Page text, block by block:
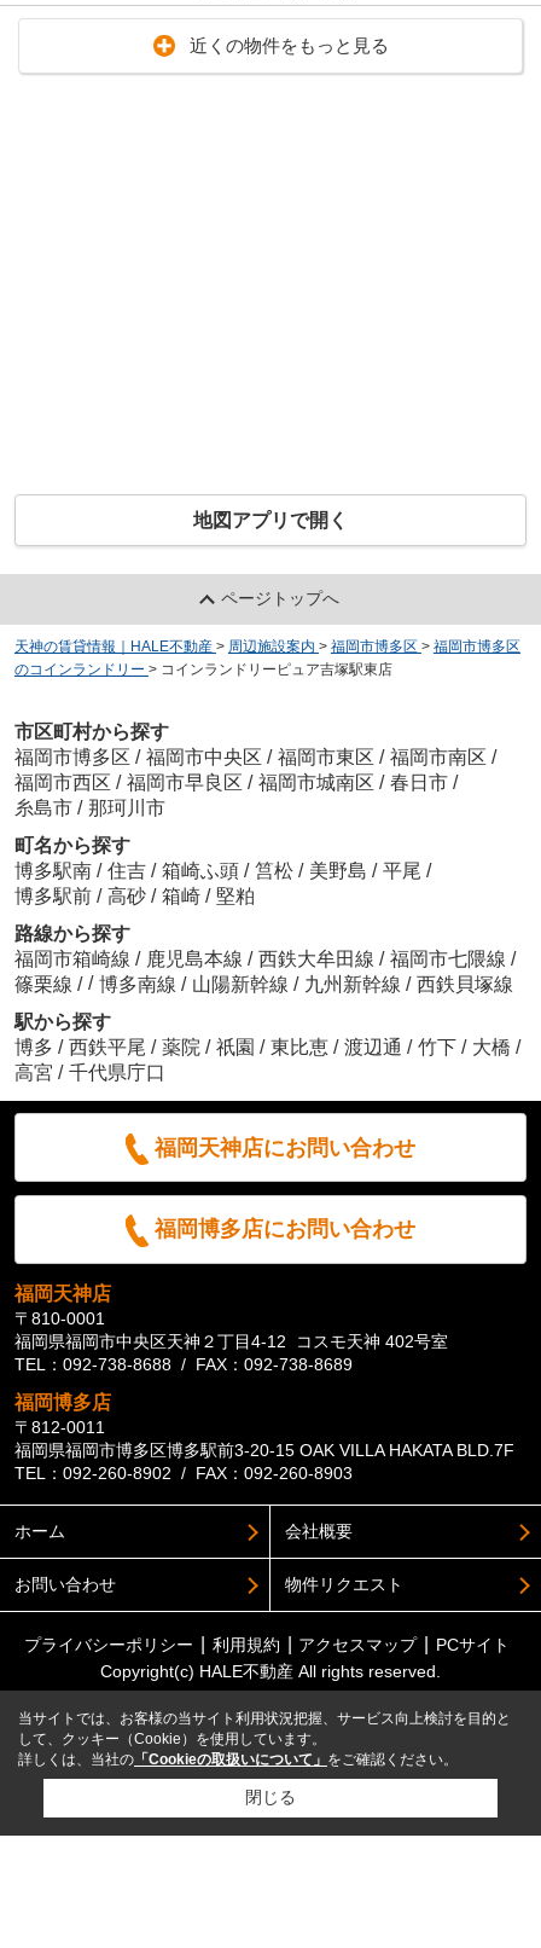
近くの物件をもっと見る
地図アプリで開く
ページトップへ
天神の賃貸情報｜HALE不動産 > 周辺施設案内 > 福岡市博多区 > 福岡市博多区
のコインランドリー > コインランドリーピュア吉塚駅東店
市区町村から探す
福岡市博多区 / 福岡市中央区 / 福岡市東区 / 福岡市南区 /
福岡市西区 / 福岡市早良区 / 福岡市城南区 / 春日市 /
糸島市 / 那珂川市
町名から探す
博多駅南 / 住吉 / 箱崎ふ頭 / 筥松 / 美野島 / 平尾 /
博多駅前 / 高砂 / 箱崎 / 堅粕
路線から探す
福岡市箱崎線 / 鹿児島本線 / 西鉄大牟田線 / 福岡市七隈線 /
篠栗線 / / 博多南線 / 山陽新幹線 / 九州新幹線 / 西鉄貝塚線
駅から探す
博多 / 西鉄平尾 / 薬院 / 祇園 / 東比恵 / 渡辺通 / 竹下 / 大橋 /
高宮 / 千代県庁口
福岡天神店にお問い合わせ
福岡博多店にお問い合わせ
福岡天神店
〒810-0001
福岡県福岡市中央区天神２丁目4-12 コスモ天神 402号室
TEL：092-738-8688 / FAX：092-738-8689
福岡博多店
〒812-0011
福岡県福岡市博多区博多駅前3-20-15 OAK VILLA HAKATA BLD.7F
TEL：092-260-8902 / FAX：092-260-8903
ホーム 会社概要
お問い合わせ 物件リクエスト
プライバシーポリシー 利用規約 アクセスマップ
PCサイト
Copyright(c) HALE不動産 All rights reserved.
当サイトでは、お客様の当サイト利用状況把握、サービス向上検討を目的と
して、クッキー（Cookie）を使用しています。
詳しくは、当社の 「Cookieの取扱いについて」 をご確認ください。
閉じる